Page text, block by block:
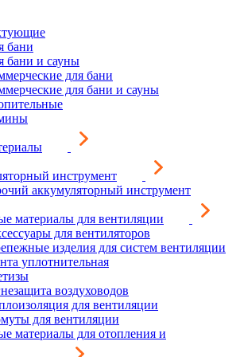
бани
бани и сауны
для бани
для бани и сауны
инструмент
аккумуляторный инструмент
материалы для вентиляции
для вентиляторов
изделия для систем вентиляции
уплотнительная
воздуховодов
для вентиляции
для вентиляции
материалы для отопления и